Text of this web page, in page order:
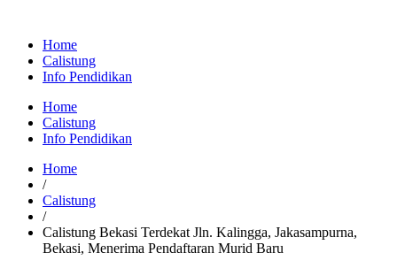
Home
Calistung
Info Pendidikan
Home
Calistung
Info Pendidikan
Home
/
Calistung
/
Calistung Bekasi Terdekat Jln. Kalingga, Jakasampurna,
Bekasi, Menerima Pendaftaran Murid Baru